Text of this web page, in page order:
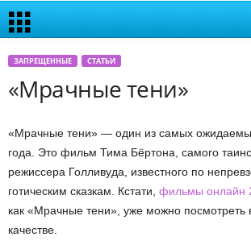
ЗАПРЕЩЕННЫЕ СТАТЬИ
«Мрачные тени»
«Мрачные тени» — один из самых
года. Это фильм Тима Бёртона, самого
режиссера Голливуда, известного по
готическим сказкам. Кстати, фильмы онлайн
как «Мрачные тени», уже можно посмотреть
качестве.